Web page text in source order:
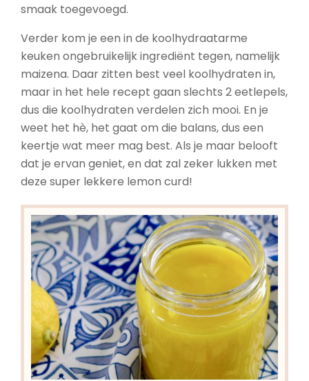
smaak toegevoegd.
Verder kom je een in de koolhydraatarme
keuken ongebruikelijk ingrediënt tegen, namelijk
maizena. Daar zitten best veel koolhydraten in,
maar in het hele recept gaan slechts 2 eetlepels,
dus die koolhydraten verdelen zich mooi. En je
weet het hè, het gaat om die balans, dus een
keertje wat meer mag best. Als je maar belooft
dat je ervan geniet, en dat zal zeker lukken met
deze super lekkere lemon curd!